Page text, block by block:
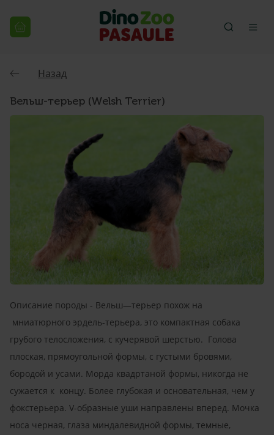
Назад
Вельш-терьер (Welsh Terrier)
Описание породы - Вельш—терьер похож на
мниатюрного эрдель-терьера, это компактная собака
грубого телосложения, с кучерявой шерстью. Голова
плоская, прямоугольной формы, с густыми бровями,
бородой и усами. Морда квадртаной формы, никогда не
сужается к концу. Более глубокая и основательная, чем у
фокстерьера. V-образные уши направлены вперед. Мочка
носа черная, глаза миндалевидной формы, темные,